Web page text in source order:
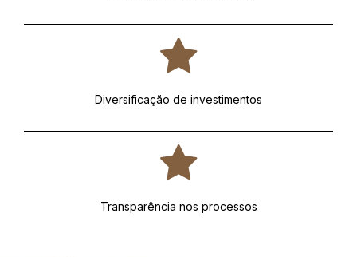
Diversificação de investimentos
Transparência nos processos